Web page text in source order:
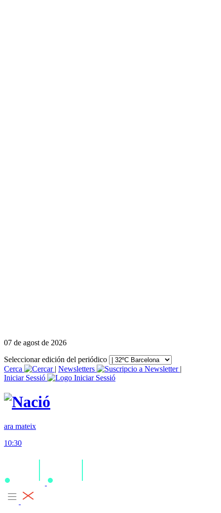
07 de agost de 2026
Seleccionar edición del periódico
Cerca
| Newsletters
|
Iniciar Sessió
ara mateix
10:30